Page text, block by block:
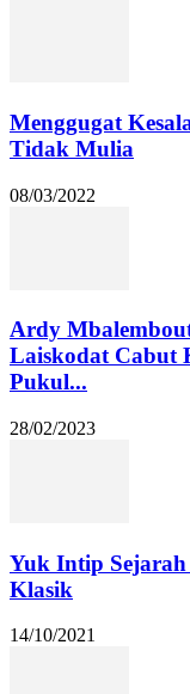
Menggugat
Tidak Mulia
08/03/2022
Ardy
Laiskodat Cabut
Pukul...
28/02/2023
Yuk Intip Sejarah
Klasik
14/10/2021